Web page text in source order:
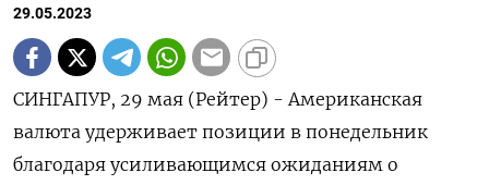
29.05.2023
СИНГАПУР, 29 мая (Рейтер) - Американская
валюта удерживает позиции в понедельник
благодаря усиливающимся ожиданиям о